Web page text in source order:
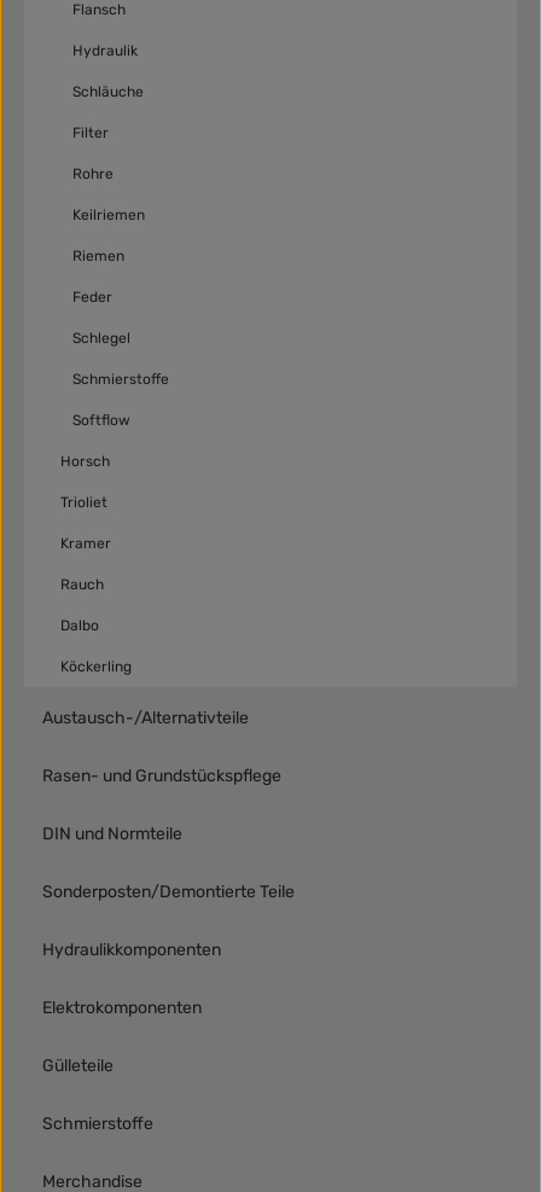
Flansch
Hydraulik
Schläuche
Filter
Rohre
Keilriemen
Riemen
Feder
Schlegel
Schmierstoffe
Softflow
Horsch
Trioliet
Kramer
Rauch
Dalbo
Köckerling
Austausch-/Alternativteile
Rasen- und Grundstückspflege
DIN und Normteile
Sonderposten/Demontierte Teile
Hydraulikkomponenten
Elektrokomponenten
Gülleteile
Schmierstoffe
Merchandise